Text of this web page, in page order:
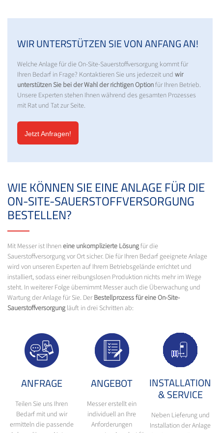
WIR UNTERSTÜTZEN SIE VON ANFANG AN!
Welche Anlage für die On-Site-Sauerstoffversorgung kommt für
Ihren Bedarf in Frage? Kontaktieren Sie uns jederzeit und wir
unterstützen Sie bei der Wahl der richtigen Optionfür Ihren Betrieb.
Unsere Experten stehen Ihnen während des gesamten Prozesses
mit Rat und Tat zur Seite.
Jetzt Anfragen!
WIE KÖNNEN SIE EINE ANLAGE FÜR DIE
ON-SITE-SAUERSTOFFVERSORGUNG
BESTELLEN?
Mit Messer ist Ihneneine unkomplizierte Lösungfür die
Sauerstoffversorgung vor Ort sicher. Die für Ihren Bedarf geeignete Anlage
wird von unseren Experten auf Ihrem Betriebsgelände errichtet und
installiert, sodass einer reibungslosen Produktion nichts mehr im Wege
steht. In weiterer Folge übernimmt Messer auch die Überwachung und
Wartung der Anlage für Sie. DerBestellprozess für eine On-Site-
Sauerstoffversorgungläuft in drei Schritten ab:
ANFRAGE
Teilen Sie uns Ihren
Bedarf mit und wir
ermitteln die passende
ANGEBOT
Messer erstellt ein
individuell an Ihre
Anforderungen
INSTALLATION
& SERVICE
Neben Lieferung und
Installation der Anlage